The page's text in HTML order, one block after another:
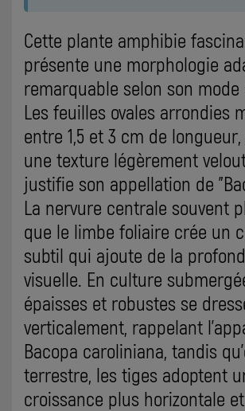
Cette plante amphibie
présente une morphologie
remarquable selon son mode
Les feuilles ovales arrondies
entre 1,5 et 3 cm de
une texture légèrement
justifie son appellation de
La nervure centrale souvent
que le limbe foliaire crée un
subtil qui ajoute de la
visuelle. En culture
épaisses et robustes se
verticalement, rappelant
Bacopa caroliniana, tandis
terrestre, les tiges adoptent
croissance plus horizontale